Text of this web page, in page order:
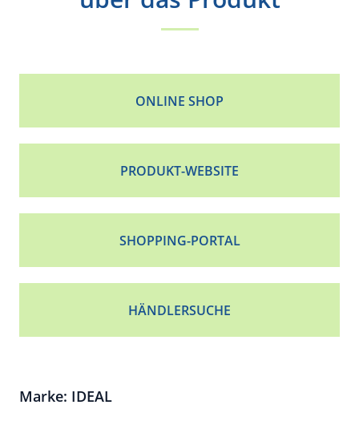
ONLINE SHOP
PRODUKT-WEBSITE
SHOPPING-PORTAL
HÄNDLERSUCHE
Marke: IDEAL